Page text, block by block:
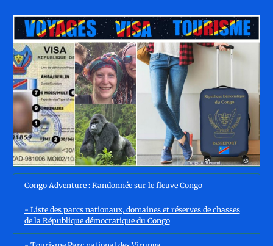
Congo Adventure : Randonnée sur le fleuve Congo
- Liste des parcs nationaux, domaines et réserves de chasses
de la République démocratique du Congo